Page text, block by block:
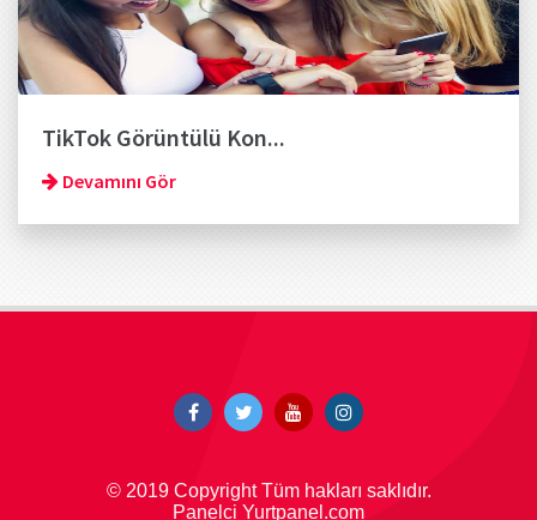
TikTok Görüntülü Kon...
Devamını Gör
© 2019 Copyright Tüm hakları saklıdır.
Panelci Yurtpanel.com